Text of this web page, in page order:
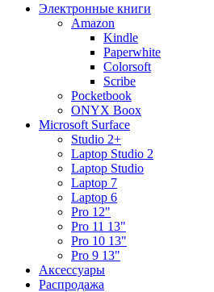
Электронные книги
Amazon
Kindle
Paperwhite
Colorsoft
Scribe
Pocketbook
ONYX Boox
Microsoft Surface
Studio 2+
Laptop Studio 2
Laptop Studio
Laptop 7
Laptop 6
Pro 12"
Pro 11 13"
Pro 10 13"
Pro 9 13"
Аксессуары
Распродажа